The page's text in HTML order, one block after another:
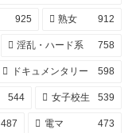
925 熟女 912
淫乱・ハード系 758
ドキュメンタリー 598
544 女子校生 539
487 電マ 473